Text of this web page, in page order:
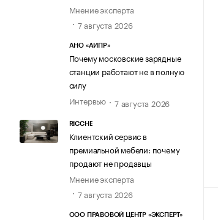
Мнение эксперта
7 августа 2026
АНО «АИПР»
Почему московские зарядные
станции работают не в полную
силу
Интервью
7 августа 2026
RICCHE
Клиентский сервис в
премиальной мебели: почему
продают не продавцы
Мнение эксперта
7 августа 2026
ООО ПРАВОВОЙ ЦЕНТР «ЭКСПЕРТ»